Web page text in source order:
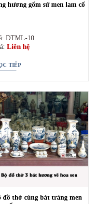
hương gốm sứ men lam cổ
DTML-10
Liên hệ
TIẾP
đồ thờ cúng bát tràng men